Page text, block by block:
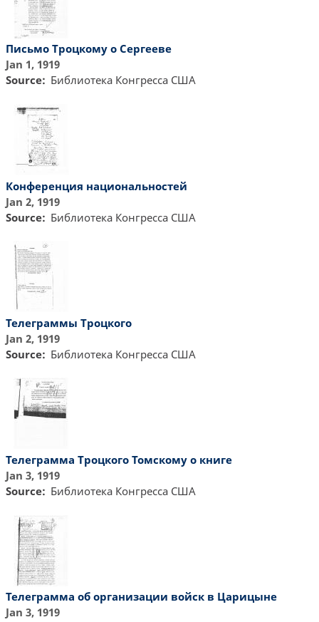
Письмо Троцкому о Сергееве
Jan 1, 1919
Source
Библиотекa Конгресса США
Конференция национальностей
Jan 2, 1919
Source
Библиотекa Конгресса США
Телеграммы Троцкого
Jan 2, 1919
Source
Библиотекa Конгресса США
Телеграмма Троцкого Томскому о книге
Jan 3, 1919
Source
Библиотекa Конгресса США
Телеграмма об организации войск в Царицыне
Jan 3, 1919